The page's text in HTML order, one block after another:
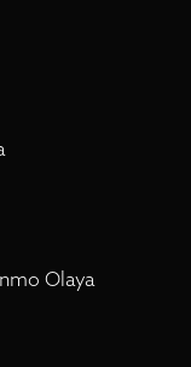
Olaya